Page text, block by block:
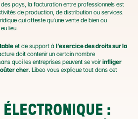
pays, la facturation entre professionnels est
de production, de distribution ou services.
qui atteste qu’une vente de bien ou
lieu.
et de support à l’exercice des droits sur la
doit contenir un certain nombre
quoi les entreprises peuvent se voir infliger
cher. Libeo vous explique tout dans cet
: